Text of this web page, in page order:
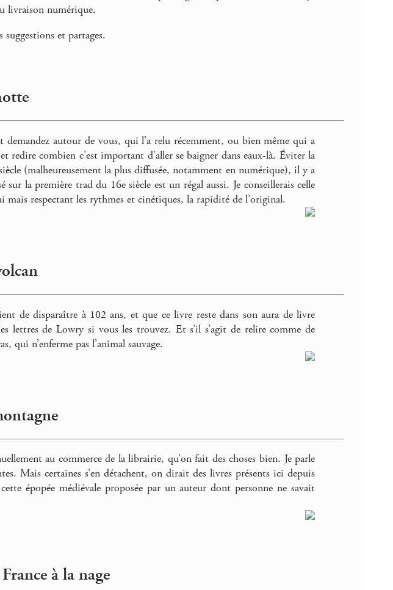
livraison numérique.
et partages.
autour de vous, qui l’a relu récemment, ou bien même qui a
combien c’est important d’aller se baigner dans eaux-là. Éviter la
(malheureusement la plus diffusée, notamment en numérique), il y a
sur la première trad du 16e siècle est un régal aussi. Je conseillerais celle
mais respectant les rythmes et cinétiques, la rapidité de l’original.
de disparaître à 102 ans, et que ce livre reste dans son aura de livre
lettres de Lowry si vous les trouvez. Et s’il s’agit de relire comme de
qui n’enferme pas l’animal sauvage.
au commerce de la librairie, qu’on fait des choses bien. Je parle
Mais certaines s’en détachent, on dirait des livres présents ici depuis
épopée médiévale proposée par un auteur dont personne ne savait
à la nage